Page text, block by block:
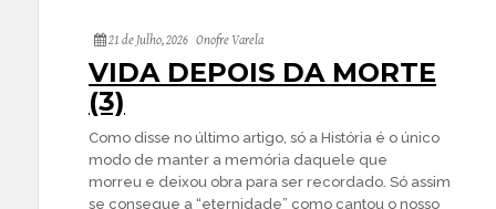
21 de Julho, 2026 Onofre Varela
VIDA DEPOIS DA MORTE
(3)
Como disse no último artigo, só a História é o único
modo de manter a memória daquele que
morreu e deixou obra para ser recordado. Só assim
se consegue a “eternidade” como cantou o nosso